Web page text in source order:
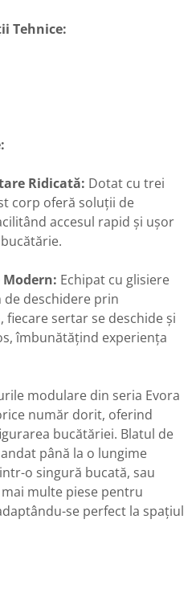
Tehnice:
Ridicată: Dotat cu trei
corp oferă soluții de
accesul rapid și ușor
Modern: Echipat cu glisiere
de deschidere prin
fiecare sertar se deschide și
îmbunătățind experiența
modulare din seria Evora
număr dorit, oferind
bucătăriei. Blatul de
până la o lungime
o singură bucată, sau
multe piese pentru
se perfect la spațiul